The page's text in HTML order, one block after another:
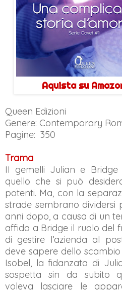
Aquista su
Queen Edizioni
Genere: Contemporary
Pagine: 350
Trama
II gemelli Julian e
quello che si può
potenti. Ma, con la
strade sembrano dividersi
anni dopo, a causa di un
affida a Bridge il ruolo del
di gestire l’azienda al
deve sapere dello
Isobel, la fidanzata di
sospetta sin da subito
voleva lasciare le